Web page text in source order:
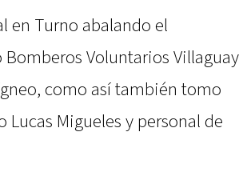
en Turno abalando el
Voluntarios Villaguay
como así también tomo
Migueles y personal de